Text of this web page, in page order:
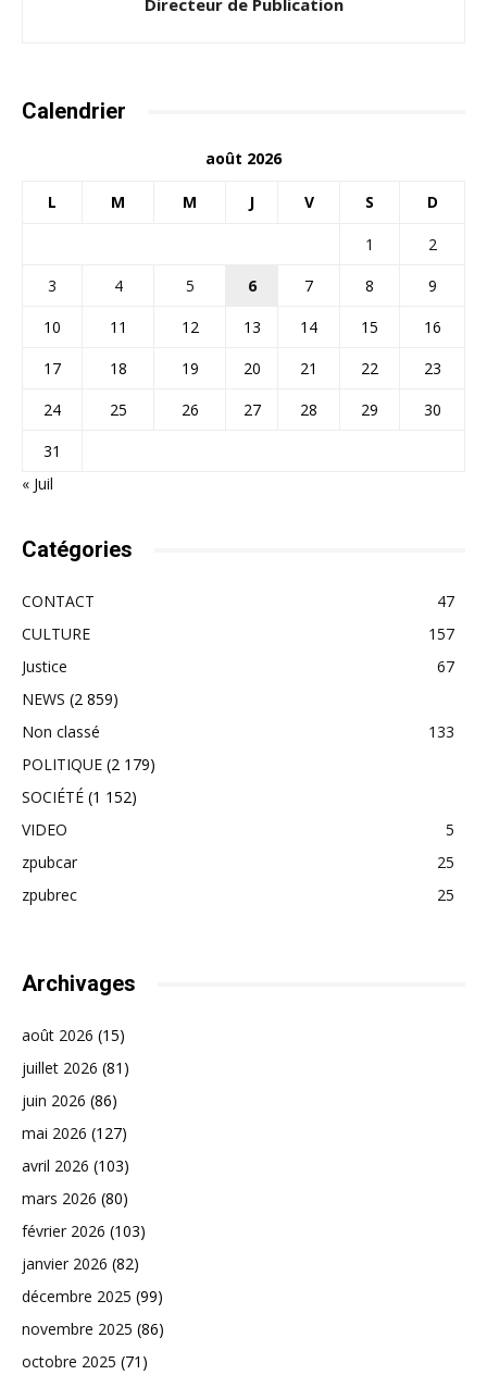
Directeur de Publication
Calendrier
août 2026
L M M J V S D
1
2
3
4 5 6 7 8
9
10
11 12 13 14 15
16
17
18 19 20 21 22
23
24
25 26 27 28 29
30
31
« Juil
Catégories
CONTACT
47
CULTURE
157
Justice
67
NEWS (2 859)
Non classé
133
POLITIQUE (2 179)
SOCIÉTÉ (1 152)
VIDEO
5
zpubcar
25
zpubrec
25
Archivages
août 2026 (15)
juillet 2026 (81)
juin 2026 (86)
mai 2026 (127)
avril 2026 (103)
mars 2026 (80)
février 2026 (103)
janvier 2026 (82)
décembre 2025 (99)
novembre 2025 (86)
octobre 2025 (71)